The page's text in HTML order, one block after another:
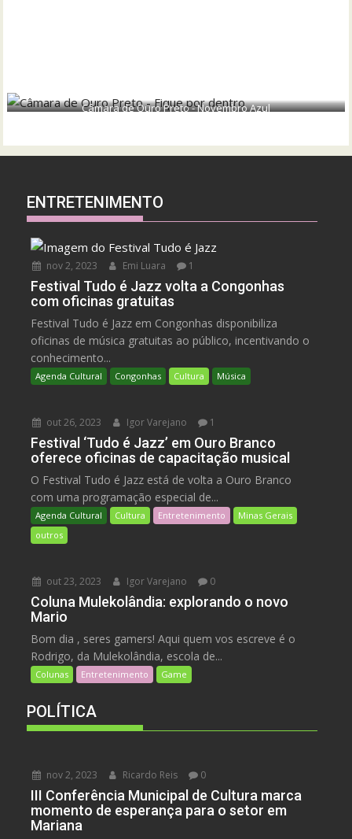
Câmara de Ouro Preto - Novembro Azul
ENTRETENIMENTO
nov 2, 2023 Emi Luara 1
Festival Tudo é Jazz volta a Congonhas
com oficinas gratuitas
Festival Tudo é Jazz em Congonhas disponibiliza
oficinas de música gratuitas ao público, incentivando o
conhecimento...
Agenda Cultural Congonhas Cultura Música
out 26, 2023 Igor Varejano 1
Festival ‘Tudo é Jazz’ em Ouro Branco
oferece oficinas de capacitação musical
O Festival Tudo é Jazz está de volta a Ouro Branco
com uma programação especial de...
Agenda Cultural Cultura Entretenimento
Minas Gerais
outros
out 23, 2023 Igor Varejano 0
Coluna Mulekolândia: explorando o novo
Mario
Bom dia , seres gamers! Aqui quem vos escreve é o
Rodrigo, da Mulekolândia, escola de...
Colunas Entretenimento Game
POLÍTICA
nov 2, 2023 Ricardo Reis 0
III Conferência Municipal de Cultura marca
momento de esperança para o setor em
Mariana